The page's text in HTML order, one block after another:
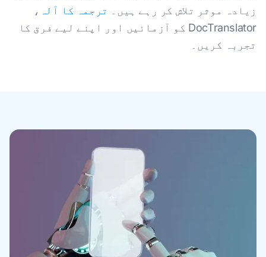
زیادہ موثر تلاش کر رہے ہیں۔
ترجمہ کا آلہ
،
DocTranslator کو آزمائیں اور اپنے لیے فرق کا
تجربہ کریں۔